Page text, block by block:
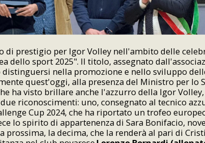
di prestigio per Igor Volley nell'ambito delle
dello sport 2025". Il titolo, assegnato
distinguersi nella promozione e nello sviluppo
quest'oggi, alla presenza del Ministro per lo
ha visto brillare anche l'azzurro della Igor
riconoscimenti: uno, consegnato al tecnico
Cup 2024, che ha riportato un trofeo
lo spirito di appartenenza di Sara Bonifacio,
prossima, la decima, che la renderà al pari di